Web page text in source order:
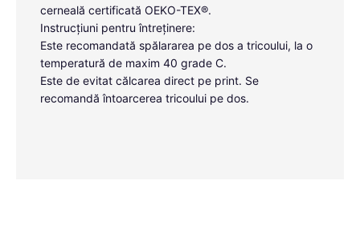
cerneală certificată OEKO-TEX®.
Instrucțiuni pentru întreținere:
Este recomandată spălararea pe dos a tricoului, la o
temperatură de maxim 40 grade C.
Este de evitat călcarea direct pe print. Se
recomandă întoarcerea tricoului pe dos.